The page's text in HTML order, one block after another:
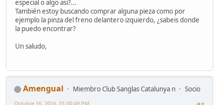
especial o algo asi?...
También estoy buscando comprar alguna pieza como por
ejemplo la pinza del freno delantero izquierdo, ¿sabeis donde
la puedo encontrar?
Un saludo,
Amengual Miembro Club Sanglas Catalunya n
Socio
Octubre 16, 2016, 01:00:49 PM